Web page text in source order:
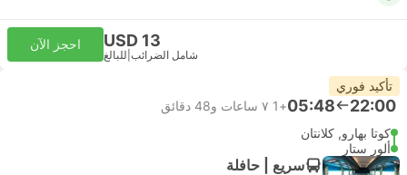
USD 13
شامل الضرائب للبالغ
احجز الآن
تأكيد فوري
22:00
05:48
+1
٧ ساعات و‫48 دقائق
كوتا بهارو, كلانتان
ألور ستار
سريع | حافلة